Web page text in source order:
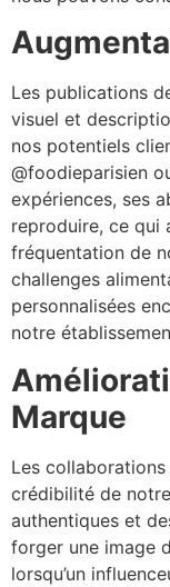
Les publications
visuel et
nos potentiels
@foodieparisien
expériences, ses
reproduire, ce qui
fréquentation de
challenges
personnalisées
notre
Marque
Les
crédibilité de
authentiques et
forger une image
lorsqu’un